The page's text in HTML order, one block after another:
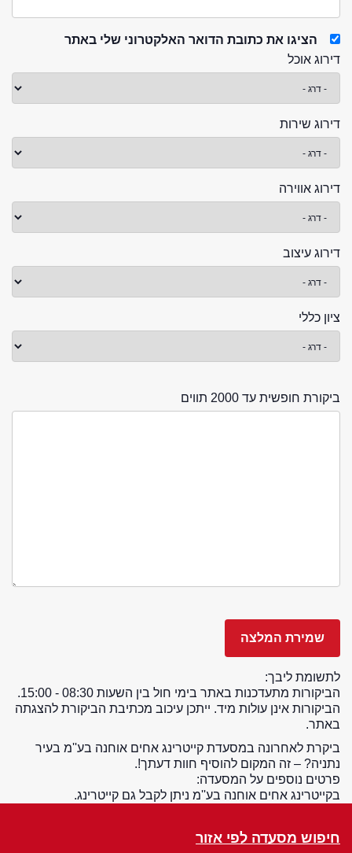
הציגו את כתובת הדואר האלקטרוני שלי באתר
דירוג אוכל
דירוג שירות
דירוג אווירה
דירוג עיצוב
ציון כללי
ביקורת חופשית עד 2000 תווים
לתשומת ליבך:
הביקורות מתעדכנות באתר בימי חול בין השעות 08:30 - 15:00.
הביקורות אינן עולות מיד. ייתכן עיכוב מכתיבת הביקורת להצגתה
באתר.
ביקרת לאחרונה במסעדת קייטרינג אחים אוחנה בע''מ בעיר
נתניה? – זה המקום להוסיף חוות דעתך!.
פרטים נוספים על המסעדה:
בקייטרינג אחים אוחנה בע''מ ניתן לקבל גם קייטרינג.
חיפוש מסעדה לפי אזור